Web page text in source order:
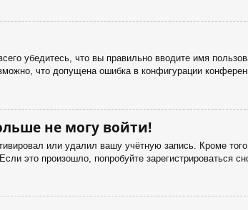
убедитесь, что вы правильно вводите имя
что допущена ошибка в конфигурации
не могу войти!
или удалил вашу учётную запись. Кроме
это произошло, попробуйте зарегистрироваться